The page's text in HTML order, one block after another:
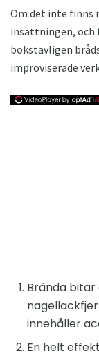
Om det inte finns
insättningen, och
bokstavligen
improviserade
Brända
innehåller
En helt